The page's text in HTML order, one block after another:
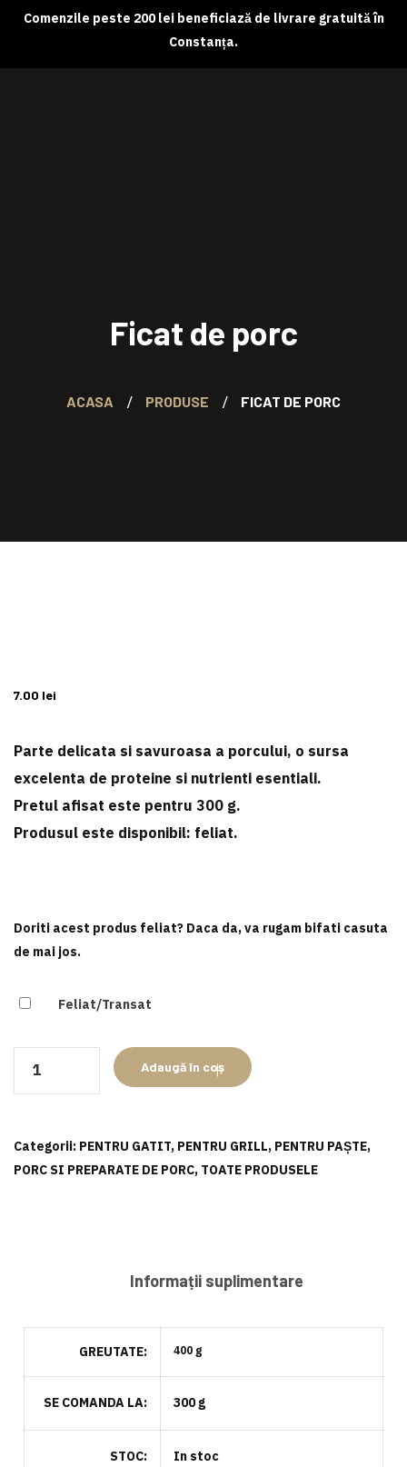
Comenzile peste 200 lei beneficiază de livrare gratuită în
Constanța.
Ficat de porc
ACASA PRODUSE FICAT DE PORC
7.00 lei
Parte delicata si savuroasa a porcului, o sursa
excelenta de proteine si nutrienti esentiali.
Pretul afisat este pentru300 g.
Produsul este disponibil: feliat.
Doriti acest produs feliat? Daca da, va rugam bifati casuta
de mai jos.
Feliat/Transat
Ficat
Adaugă în coș
Categorii:PENTRU GATIT,PENTRU GRILL,PENTRU PAȘTE,
PORC SI PREPARATE DE PORC,TOATE PRODUSELE
Informații suplimentare
GREUTATE 400 g
SE COMANDA LA 300 g
STOC In stoc